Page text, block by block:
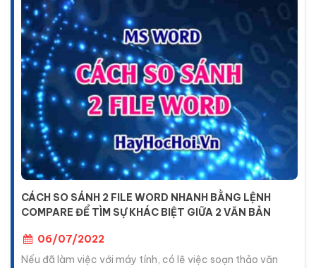
CÁCH SO SÁNH 2 FILE WORD NHANH BẰNG LỆNH
COMPARE ĐỂ TÌM SỰ KHÁC BIỆT GIỮA 2 VĂN BẢN
06/07/2022
Nếu đã làm việc với máy tính, có lẽ việc soạn thảo văn